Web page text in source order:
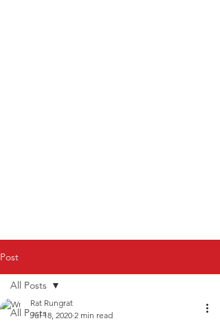
Post
All Posts
All Posts
Rat Rungrat
Jul 18, 2020 2 min read